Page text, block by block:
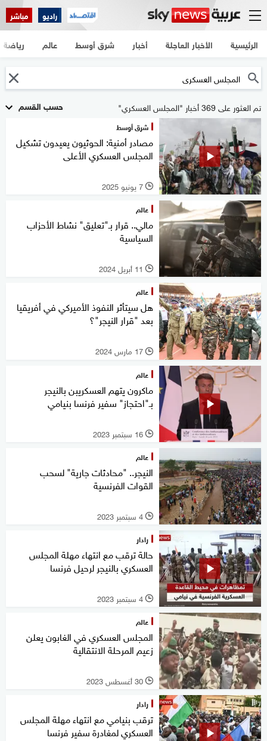
راديو مباشر
الرئيسية الأخبار العاجلة أخبار شرق أوسط عالم رياضة
حسب القسم تم العثور على 369 أخبار "المجلس العسكري"
شرق أوسط
مصادر أمنية: الحوثيون يعيدون تشكيل
المجلس العسكري الأعلى
l 7 يونيو 2025
عالم
مالي.. قرار بـ"تعليق" نشاط الأحزاب
السياسية
l 11 أبريل 2024
عالم
هل سيتأثر النفوذ الأميركي في أفريقيا
بعد "قرار النيجر"؟
l 17 مارس 2024
عالم
ماكرون يتهم العسكريبن بالنيجر
بـ"احتجاز" سفير فرنسا بنيامي
l 16 سبتمبر 2023
عالم
النيجر.. "محادثات جارية" لسحب
القوات الفرنسية
l 4 سبتمبر 2023
رادار
حالة ترقب مع انتهاء مهلة المجلس
العسكري بالنيجر لرحيل فرنسا
l 4 سبتمبر 2023
عالم
المجلس العسكري في الغابون يعلن
زعيم المرحلة الانتقالية
l 30 أغسطس 2023
رادار
ترقب بنيامي مع انتهاء مهلة المجلس
العسكري لمغادرة سفير فرنسا